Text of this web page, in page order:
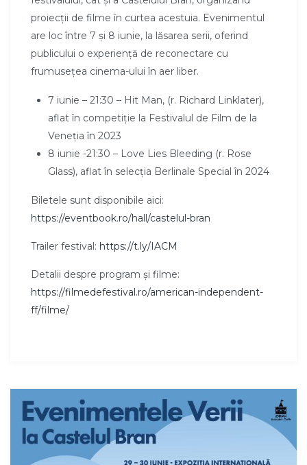
proiecții de filme în curtea acestuia. Evenimentul
are loc între 7 și 8 iunie, la lăsarea serii, oferind
publicului o experiență de reconectare cu
frumusețea cinema-ului în aer liber.
7 iunie – 21:30 – Hit Man, (r. Richard Linklater),
aflat în competiție la Festivalul de Film de la
Veneția în 2023
8 iunie -21:30 – Love Lies Bleeding (r. Rose
Glass), aflat în selecția Berlinale Special în 2024
Biletele sunt disponibile aici:
https://eventbook.ro/hall/castelul-bran
Trailer festival: https://t.ly/IACM
Detalii despre program și filme:
https://filmedefestival.ro/american-independent-
ff/filme/